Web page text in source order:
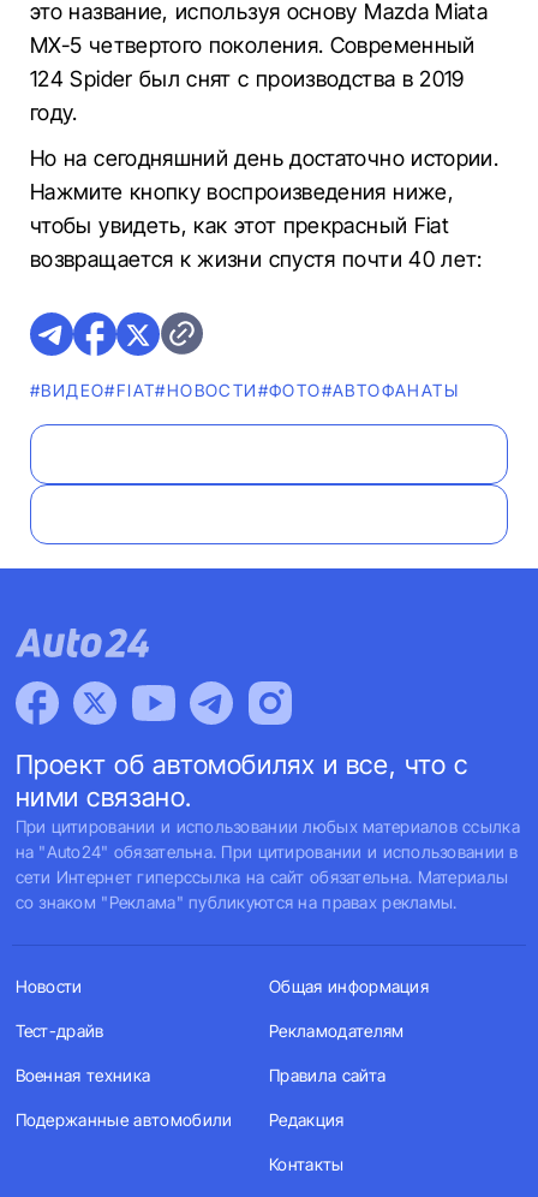
это название, используя основу Mazda Miata
MX-5 четвертого поколения. Современный
124 Spider был снят с производства в 2019
году.
Но на сегодняшний день достаточно истории.
Нажмите кнопку воспроизведения ниже,
чтобы увидеть, как этот прекрасный Fiat
возвращается к жизни спустя почти 40 лет:
#ВИДЕО#FIAT#НОВОСТИ#ФОТО#AВТОФАНАТЫ
Проект об автомобилях и все, что с
ними связано.
При цитировании и использовании любых материалов ссылка
на "Auto24" обязательна. При цитировании и использовании в
сети Интернет гиперссылка на сайт обязательна. Материалы
со знаком "Реклама" публикуются на правах рекламы.
Новости
Тест-драйв
Военная техника
Подержанные автомобили
Общая информация
Рекламодателям
Правила сайта
Редакция
Контакты